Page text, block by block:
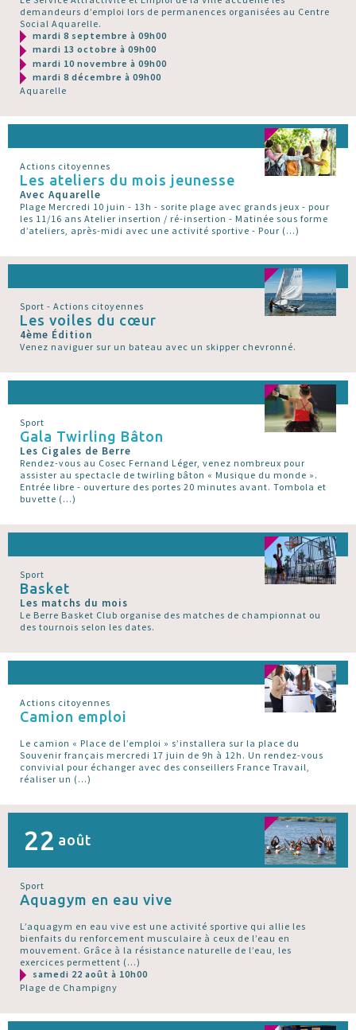
demandeurs d’emploi lors de permanences organisées au Centre
Social Aquarelle.
mardi 8 septembre à 09h00
mardi 13 octobre à 09h00
mardi 10 novembre à 09h00
mardi 8 décembre à 09h00
Aquarelle
Actions citoyennes
Les ateliers du mois jeunesse
Avec Aquarelle
Plage Mercredi 10 juin - 13h - sorite plage avec grands jeux - pour
les 11/16 ans Atelier insertion / ré-insertion - Matinée sous forme
d’ateliers, après-midi avec une activité sportive - Pour (…)
Sport - Actions citoyennes
Les voiles du cœur
4ème Édition
Venez naviguer sur un bateau avec un skipper chevronné.
Sport
Gala Twirling Bâton
Les Cigales de Berre
Rendez-vous au Cosec Fernand Léger, venez nombreux pour
assister au spectacle de twirling bâton « Musique du monde ».
Entrée libre - ouverture des portes 20 minutes avant. Tombola et
buvette (…)
Sport
Basket
Les matchs du mois
Le Berre Basket Club organise des matches de championnat ou
des tournois selon les dates.
Actions citoyennes
Camion emploi
Le camion « Place de l’emploi » s’installera sur la place du
Souvenir français mercredi 17 juin de 9h à 12h. Un rendez-vous
convivial pour échanger avec des conseillers France Travail,
réaliser un (…)
22 août
Sport
Aquagym en eau vive
L’aquagym en eau vive est une activité sportive qui allie les
bienfaits du renforcement musculaire à ceux de l’eau en
mouvement. Grâce à la résistance naturelle de l’eau, les
exercices permettent (…)
samedi 22 août à 10h00
Plage de Champigny